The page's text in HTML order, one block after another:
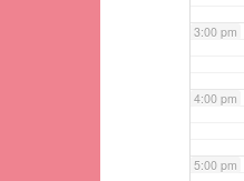
3:00 pm
4:00 pm
5:00 pm